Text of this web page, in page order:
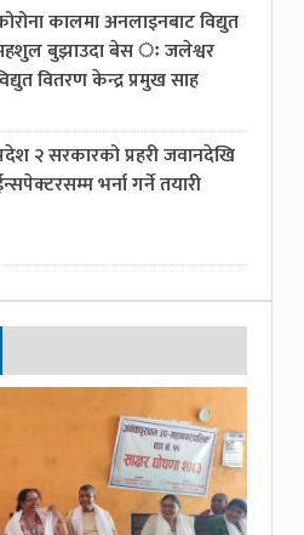
कालमा अनलाइनबाट विद्युत
बुझाउदा बेस ः जलेश्वर
वितरण केन्द्र प्रमुख साह
२ सरकारको प्रहरी जवानदेखि
भर्ना गर्ने तयारी